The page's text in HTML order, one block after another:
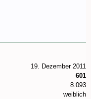
19. Dezember 2011
601
8.093
weiblich